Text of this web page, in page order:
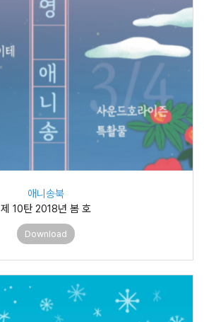
애니송북
제 10탄 2018년 봄 호
Download